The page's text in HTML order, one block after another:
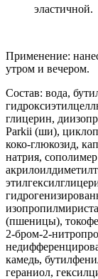
эластичной.
Применение:
утром и вечером.
Состав: вода,
глицерин,
Parkii (ши),
коко-глюкозид,
натрия,
(пшеницы),
2-бром-2-
камедь,
гераниол,